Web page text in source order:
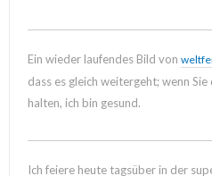
Ein wieder laufendes Bild von
dass es gleich weitergeht; wenn
halten, ich bin gesund.
Ich feiere heute tagsüber in der